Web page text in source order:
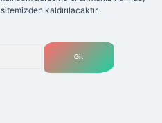
kaldırılacaktır.